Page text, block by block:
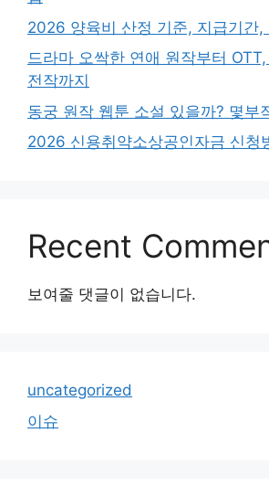
2026 양육비 산정 기준, 지급기간,
드라마 오싹한 연애 원작부터
전작까지
동궁 원작 웹툰 소설 있을까? 몇부
2026 신용취약소상공인자금 신청
Recent
보여줄 댓글이 없습니다.
uncategorized
이슈